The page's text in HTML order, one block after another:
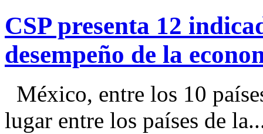
CSP presenta 12
desempeño de la
México, entre los 10
lugar entre los países de